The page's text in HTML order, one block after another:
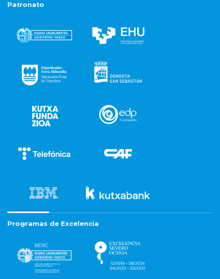
Patronato
Programas de Excelencia